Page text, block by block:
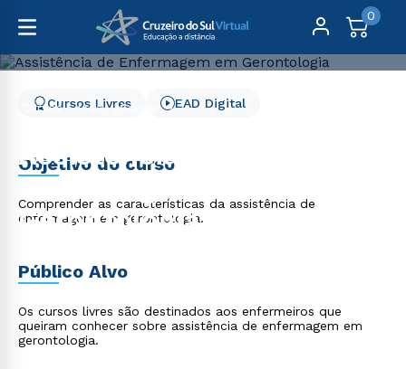
0
Cursos Livres
Saúde
Assistência de
Enfermagem em
Gerontologia
Cursos Livres EAD Digital
Objetivo do curso
Comprender as características da assistência de
enfermagem em gerontologia.
Público Alvo
Os cursos livres são destinados aos enfermeiros que
queiram conhecer sobre assistência de enfermagem em
gerontologia.